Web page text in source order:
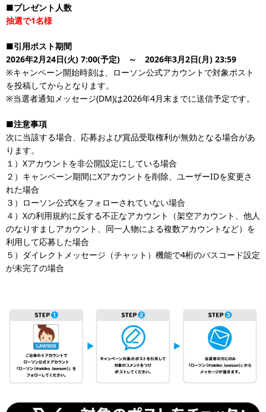
■プレゼント人数
抽選で1名様
■引用ポスト期間
2026年2月24日(火) 7:00(予定) ～ 2026年3月2日(月) 23:59
※キャンペーン開始時刻は、ローソン公式アカウントで対象ポスト
を投稿してからとなります。
※当選者通知メッセージ(DM)は2026年4月末までに送信予定です。
■注意事項
次に当該する場合、応募および賞品受取権利が無効となる場合があ
ります。
１）Xアカウントを非公開設定にしている場合
２）キャンペーン期間にXアカウントを削除、ユーザーIDを変更さ
れた場合
３）ローソン公式Xをフォローされていない場合
４）Xの利用規約に反する不正なアカウント（架空アカウント、他人
のなりすましアカウント、同一人物による複数アカウントなど）を
利用して応募した場合
５）ダイレクトメッセージ（チャット）機能で4桁のパスコード設定
が未完了の場合